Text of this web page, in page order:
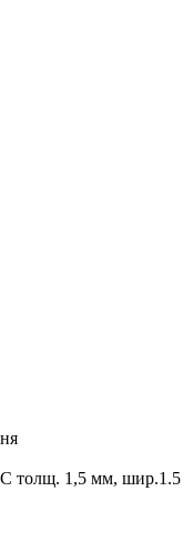
толщ. 1,5 мм, шир.1.5